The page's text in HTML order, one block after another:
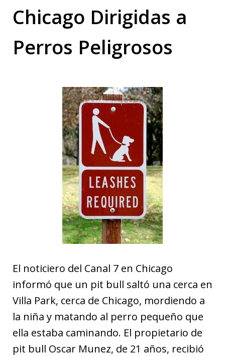
Chicago Dirigidas a
Perros Peligrosos
El noticiero del Canal 7 en Chicago
informó que un pit bull saltó una cerca en
Villa Park, cerca de Chicago, mordiendo a
la niña y matando al perro pequeño que
ella estaba caminando. El propietario de
pit bull Oscar Munez, de 21 años, recibió